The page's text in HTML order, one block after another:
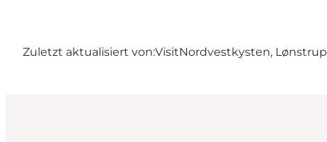
Zuletzt aktualisiert von:VisitNordvestkysten, Lønstrup